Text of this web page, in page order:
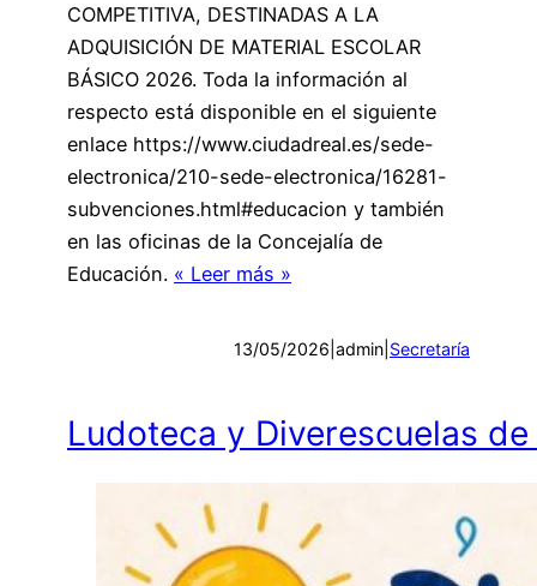
COMPETITIVA, DESTINADAS A LA
ADQUISICIÓN DE MATERIAL ESCOLAR
BÁSICO 2026. Toda la información al
respecto está disponible en el siguiente
enlace https://www.ciudadreal.es/sede-
electronica/210-sede-electronica/16281-
subvenciones.html#educacion y también
en las oficinas de la Concejalía de
Educación. « Leer más »
13/05/2026 admin Secretaría
Ludoteca y Diverescuelas